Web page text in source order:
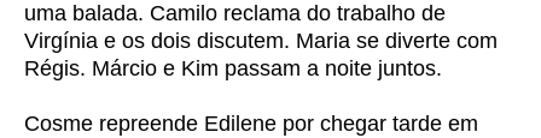
uma balada. Camilo reclama do trabalho de
Virgínia e os dois discutem. Maria se diverte com
Régis. Márcio e Kim passam a noite juntos.
Cosme repreende Edilene por chegar tarde em